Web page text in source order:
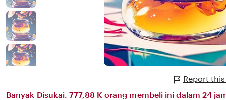
Report this
Banyak Disukai. 777,88 K orang membeli ini dalam 24